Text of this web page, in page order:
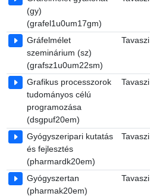
(gy)
(grafel1u0um17gm)
Gráfelmélet
szeminárium (sz)
(grafsz1u0um22sm)
Tavaszi
Grafikus processzorok
tudományos célú
programozása
(dsgpuf20em)
Tavaszi
Gyógyszeripari kutatás
és fejlesztés
(pharmardk20em)
Tavaszi
Gyógyszertan
(pharmak20em)
Tavaszi